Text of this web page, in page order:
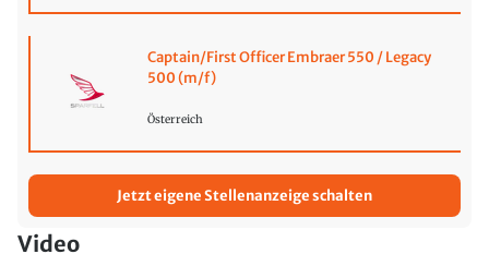
Captain/First Officer Embraer 550 / Legacy
500 (m/f)
Österreich
Jetzt eigene Stellenanzeige schalten
Video